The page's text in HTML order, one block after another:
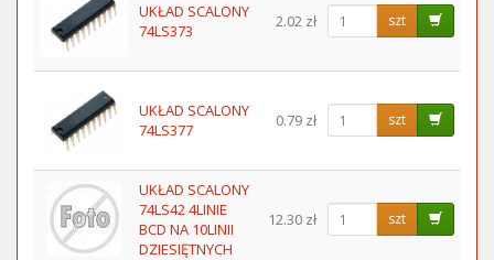
UKŁAD SCALONY
74LS373
2.02 zł szt
UKŁAD SCALONY
74LS377
0.79 zł szt
UKŁAD SCALONY
74LS42 4LINIE
BCD NA 10LINII
DZIESIĘTNYCH
12.30 zł szt